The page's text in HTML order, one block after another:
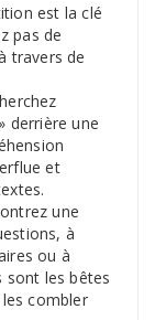
est la clé
pas de
travers de
derrière une
et
une
à
ou à
sont les bêtes
combler